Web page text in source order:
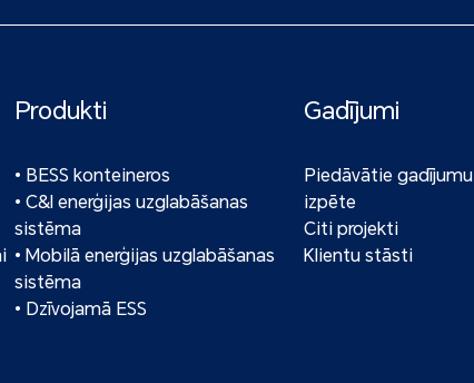
Produkti
• BESS konteineros
• C&I enerģijas uzglabāšanas
sistēma
• Mobilā enerģijas uzglabāšanas
sistēma
• Dzīvojamā ESS
Gadījumi
Piedāvātie gadījumu
izpēte
Citi projekti
Klientu stāsti